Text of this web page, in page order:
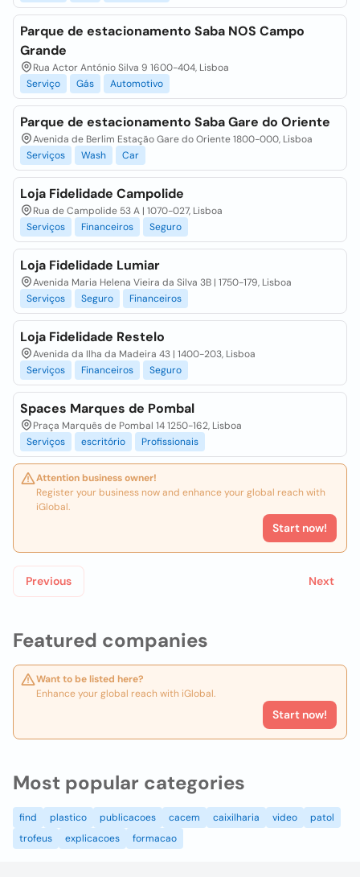
Featured companies
Want to be listed here?
Enhance your global reach with iGlobal.
Start now!
Parque de estacionamento Saba NOS Campo
Grande
Rua Actor António Silva 9 1600-404, Lisboa
Serviço
Gás Automotivo
Parque de estacionamento Saba Gare do Oriente
Avenida de Berlim Estação Gare do Oriente 1800-000, Lisboa
Serviços
Wash Car
Loja Fidelidade Campolide
Rua de Campolide 53 A | 1070-027, Lisboa
Serviços
Financeiros Seguro
Loja Fidelidade Lumiar
Avenida Maria Helena Vieira da Silva 3B | 1750-179, Lisboa
Serviços
Seguro Financeiros
Loja Fidelidade Restelo
Avenida da Ilha da Madeira 43 | 1400-203, Lisboa
Serviços
Financeiros Seguro
Spaces Marques de Pombal
Praça Marquês de Pombal 14 1250-162, Lisboa
Serviços
escritório Profissionais
Attention business owner!
Register your business now and enhance your global reach with
iGlobal.
Start now!
Previous Next
Most popular categories
find plastico publicacoes cacem caixilharia video
patol
trofeus
explicacoes formacao